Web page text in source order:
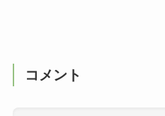
コメント